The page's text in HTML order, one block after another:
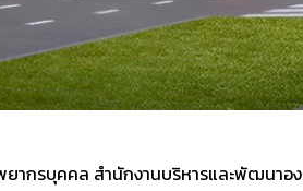
ยากรบุคคล สำนักงานบริหารและพัฒนาอ